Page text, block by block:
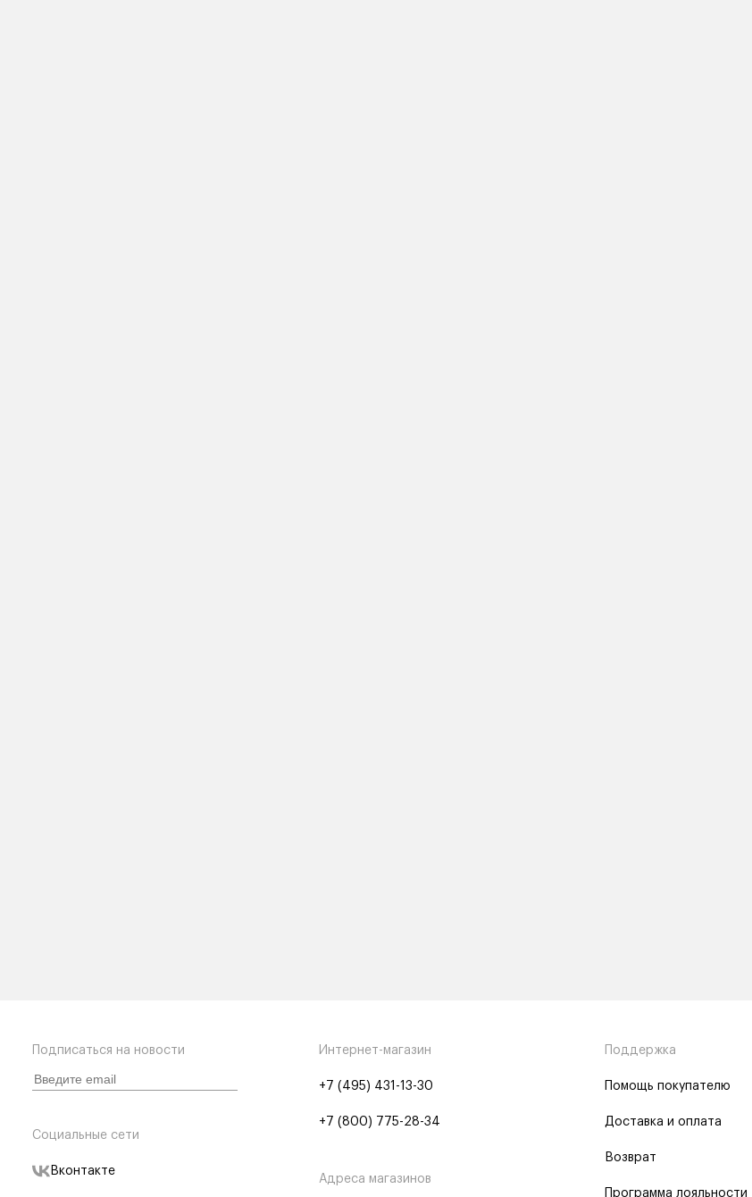
Подписаться на новости
Социальные сети
Вконтакте
Интернет-магазин
+7 (495) 431-13-30
+7 (800) 775-28-34
Адреса магазинов
Поддержка
Помощь покупателю
Доставка и оплата
Возврат
Программа лояльности